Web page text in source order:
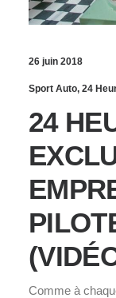
26 juin 2018
Sport Auto, 24
24
Comme à